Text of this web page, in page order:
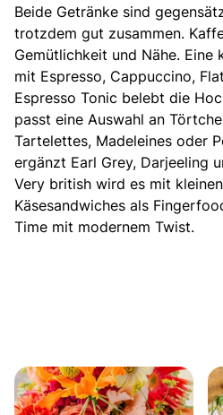
Beide Getränke sind
trotzdem gut zusammen.
Gemütlichkeit und Nähe. Eine
mit Espresso, Cappuccino,
Espresso Tonic belebt die
passt eine Auswahl an
Tartelettes, Madeleines oder
ergänzt Earl Grey, Darjeeling
Very british wird es mit kleinen
Käsesandwiches als
Time mit modernem Twist.